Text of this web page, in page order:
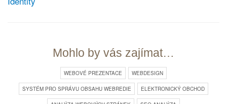
Mohlo by vás zajímat…
WEBOVÉ PREZENTACE WEBDESIGN
SYSTÉM PRO SPRÁVU OBSAHU WEBREDIE ELEKTRONICKÝ OBCHOD